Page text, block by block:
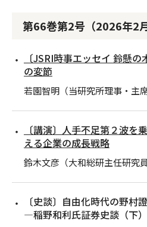
第66巻第2号（2026年2月
〔JSRI時事エッセイ 鈴懸
の変節
若園智明（当研究所理事・主席
〔講演〕人手不足第２波を
える企業の成長戦略
鈴木文彦（大和総研主任研究
〔史談〕自由化時代の野村
―稲野和利氏証券史談（下